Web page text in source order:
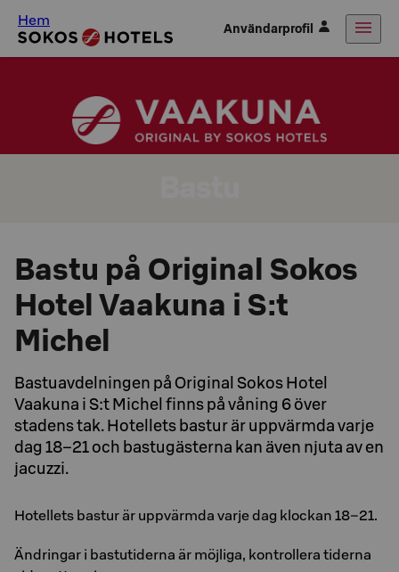
Hem Användarprofil
Bastu på Original Sokos
Hotel Vaakuna i S:t
Michel
Bastuavdelningen på Original Sokos Hotel
Vaakuna i S:t Michel finns på våning 6 över
stadens tak. Hotellets bastur är uppvärmda varje
dag 18–21 och bastugästerna kan även njuta av en
jacuzzi.
Hotellets bastur är uppvärmda varje dag klockan 18–21.
Ändringar i bastutiderna är möjliga, kontrollera tiderna